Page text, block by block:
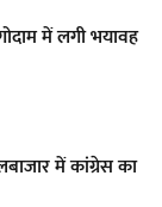
में लगी भयावह
में कांग्रेस का